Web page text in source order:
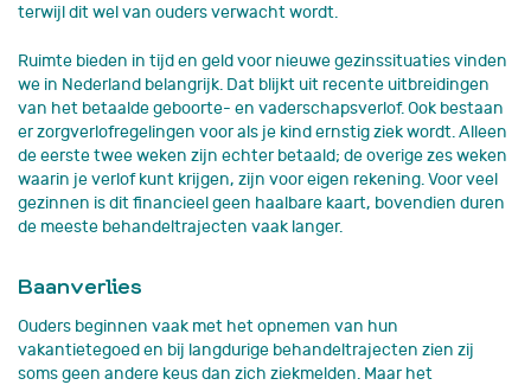
terwijl dit wel van ouders verwacht wordt.
Ruimte bieden in tijd en geld voor nieuwe gezinssituaties vinden
we in Nederland belangrijk. Dat blijkt uit recente uitbreidingen
van het betaalde geboorte- en vaderschapsverlof. Ook bestaan
er zorgverlofregelingen voor als je kind ernstig ziek wordt. Alleen
de eerste twee weken zijn echter betaald; de overige zes weken
waarin je verlof kunt krijgen, zijn voor eigen rekening. Voor veel
gezinnen is dit financieel geen haalbare kaart, bovendien duren
de meeste behandeltrajecten vaak langer.
Baanverlies
Ouders beginnen vaak met het opnemen van hun
vakantietegoed en bij langdurige behandeltrajecten zien zij
soms geen andere keus dan zich ziekmelden. Maar het